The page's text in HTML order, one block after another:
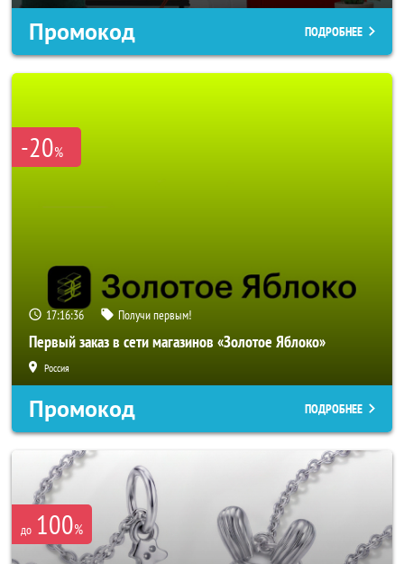
Промокод ПОДРОБНЕЕ
-20%
17:16:34 Получи первым!
Первый заказ в сети магазинов «Золотое Яблоко»
Россия
Промокод ПОДРОБНЕЕ
до 100%